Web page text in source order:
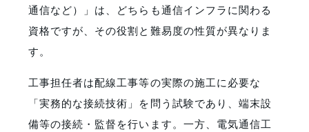
通信など）」は、どちらも通信インフラに関わる
資格ですが、その役割と難易度の性質が異なりま
す。
工事担任者は配線工事等の実際の施工に必要な
「実務的な接続技術」を問う試験であり、端末設
備等の接続・監督を行います。一方、電気通信工